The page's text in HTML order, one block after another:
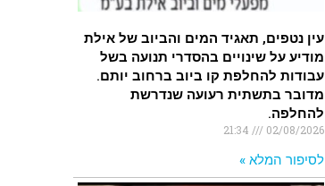
עין נטפים, תאגיד המים והביוב של אילת
מודיע על שינויים בהסדרי תנועה בשל
עבודות להחלפת קו ביוב ברחוב יותם.
מדובר בתשתית רעועה שנדרשת
להחלפה.
02/08/2026
לסיפור המלא »